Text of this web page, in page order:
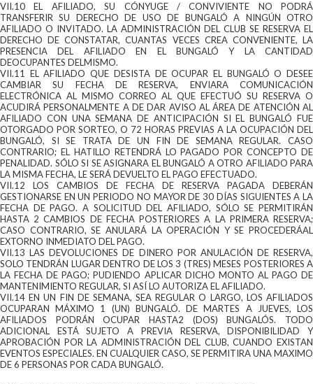
VII.10 EL AFILIADO, SU CÓNYUGE / CONVIVIENTE NO PODRÁ
TRANSFERIR SU DERECHO DE USO DE BUNGALÓ A NINGÚN OTRO
AFILIADO O INVITADO. LA ADMINISTRACIÓN DEL CLUB SE RESERVA EL
DERECHO DE CONSTATAR, CUANTAS VECES CREA CONVENIENTE, LA
PRESENCIA DEL AFILIADO EN EL BUNGALÓ Y LA CANTIDAD
DEOCUPANTES DELMISMO.
VII.11 EL AFILIADO QUE DESISTA DE OCUPAR EL BUNGALÓ O DESEE
CAMBIAR SU FECHA DE RESERVA, ENVIARA COMUNICACIÓN
ELECTRÓNICA AL MISMO CORREO AL QUE EFECTUÓ SU RESERVA O
ACUDIRÁ PERSONALMENTE A DE DAR AVISO AL ÁREA DE ATENCIÓN AL
AFILIADO CON UNA SEMANA DE ANTICIPACIÓN SI EL BUNGALÓ FUE
OTORGADO POR SORTEO, O 72 HORAS PREVIAS A LA OCUPACIÓN DEL
BUNGALÓ, SI SE TRATA DE UN FIN DE SEMANA REGULAR. CASO
CONTRARIO; EL HATILLO RETENDRÁ LO PAGADO POR CONCEPTO DE
PENALIDAD. SÓLO SI SE ASIGNARA EL BUNGALÓ A OTRO AFILIADO PARA
LA MISMA FECHA, LE SERÁ DEVUELTO EL PAGO EFECTUADO.
VII.12 LOS CAMBIOS DE FECHA DE RESERVA PAGADA DEBERÁN
GESTIONARSE EN UN PERIODO NO MAYOR DE 30 DÍAS SIGUIENTES A LA
FECHA DE PAGO. A SOLICITUD DEL AFILIADO, SÓLO SE PERMITIRÁN
HASTA 2 CAMBIOS DE FECHA POSTERIORES A LA PRIMERA RESERVA;
CASO CONTRARIO, SE ANULARÁ LA OPERACIÓN Y SE PROCEDERÁAL
EXTORNO INMEDIATO DEL PAGO.
VII.13 LAS DEVOLUCIONES DE DINERO POR ANULACIÓN DE RESERVA,
SOLO TENDRÁN LUGAR DENTRO DE LOS 3 (TRES) MESES POSTERIORES A
LA FECHA DE PAGO; PUDIENDO APLICAR DICHO MONTO AL PAGO DE
MANTENIMIENTO REGULAR, SI ASÍ LO AUTORIZA EL AFILIADO.
VII.14 EN UN FIN DE SEMANA, SEA REGULAR O LARGO, LOS AFILIADOS
OCUPARAN MÁXIMO 1 (UN) BUNGALÓ. DE MARTES A JUEVES, LOS
AFILIADOS PODRÁN OCUPAR HASTA2 (DOS) BUNGALÓS. TODO
ADICIONAL ESTÁ SUJETO A PREVIA RESERVA, DISPONIBILIDAD Y
APROBACIÓN POR LA ADMINISTRACIÓN DEL CLUB, CUANDO EXISTAN
EVENTOS ESPECIALES. EN CUALQUIER CASO, SE PERMITIRA UNA MAXIMO
DE 6 PERSONAS POR CADA BUNGALÓ.